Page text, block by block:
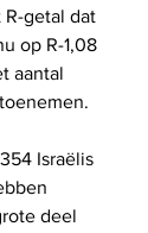
getal dat
op R-1,08
aantal
Israëlis
deel